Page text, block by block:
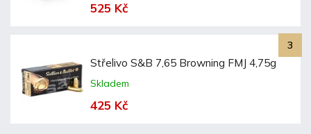
525 Kč
Střelivo S&B 7,65 Browning FMJ 4,75g
Skladem
425 Kč